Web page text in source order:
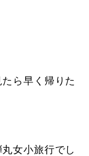
ら早く帰りた
女小旅行でし